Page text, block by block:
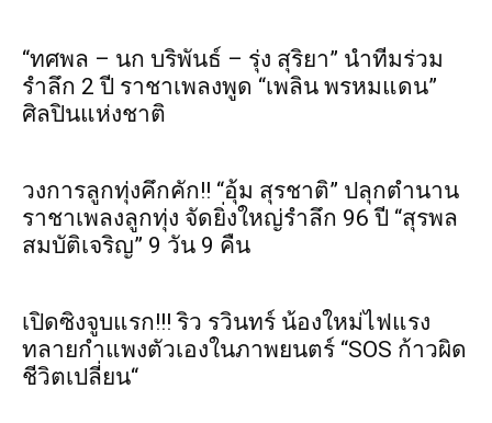
“ทศพล – นก บริพันธ์ – รุ่ง สุริยา” นำทีมร่วม
รำลึก 2 ปี ราชาเพลงพูด “เพลิน พรหมแดน”
ศิลปินแห่งชาติ
วงการลูกทุ่งคึกคัก!! “อุ้ม สุรชาติ” ปลุกตำนาน
ราชาเพลงลูกทุ่ง จัดยิ่งใหญ่รำลึก 96 ปี “สุรพล
สมบัติเจริญ” 9 วัน 9 คืน
เปิดซิงจูบแรก!!! ริว รวินทร์ น้องใหม่ไฟแรง
ทลายกำแพงตัวเองในภาพยนตร์ “SOS ก้าวผิด
ชีวิตเปลี่ยน“